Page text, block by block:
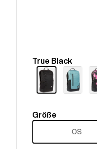
Farbe
True Black
Größe
Größe
OS